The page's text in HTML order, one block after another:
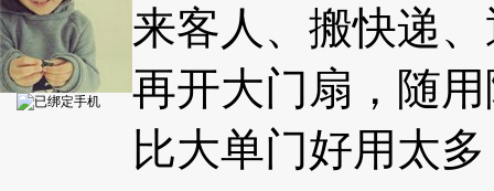
来客人、搬快递
再开大门扇，随
比大单门好用太多